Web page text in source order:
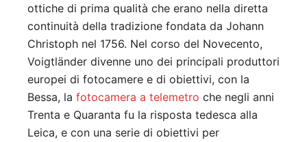
ottiche di prima qualità che erano nella diretta
continuità della tradizione fondata da Johann
Christoph nel 1756. Nel corso del Novecento,
Voigtländer divenne uno dei principali produttori
europei di fotocamere e di obiettivi, con la
Bessa, la fotocamera a telemetro che negli anni
Trenta e Quaranta fu la risposta tedesca alla
Leica, e con una serie di obiettivi per